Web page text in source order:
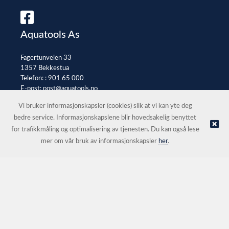
Aquatools As
Fagertunveien 33
1357 Bekkestua
Telefon: : 901 65 000
E-post:post@aquatools.no
© Aquatools As |Nettbutikk levert av Kréatif
Vi bruker informasjonskapsler (cookies) slik at vi kan yte deg
bedre service. Informasjonskapslene blir hovedsakelig benyttet
for trafikkmåling og optimalisering av tjenesten. Du kan også lese
mer om vår bruk av informasjonskapsler her.